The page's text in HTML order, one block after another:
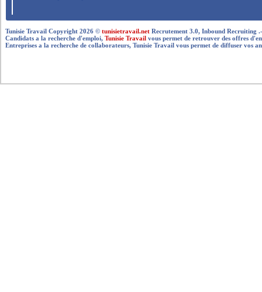
Tunisie Travail Copyright 2026 ©tunisietravail.net Recrutement 3.0, Inbound Recruiting
Candidats a la recherche d'emploi,Tunisie Travail vous permet de retrouver des offres
Entreprises a la recherche de collaborateurs, Tunisie Travail vous permet de diffuser vos